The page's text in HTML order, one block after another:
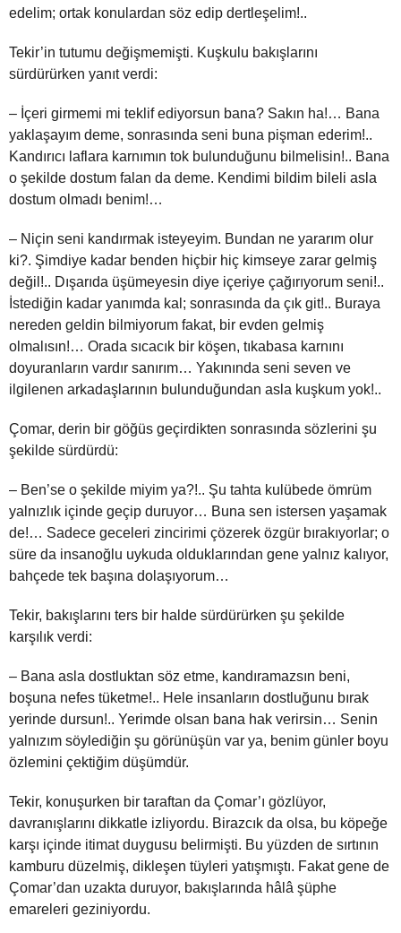
edelim; ortak konulardan söz edip dertleşelim!..
Tekir’in tutumu değişmemişti. Kuşkulu bakışlarını
sürdürürken yanıt verdi:
– İçeri girmemi mi teklif ediyorsun bana? Sakın ha!… Bana
yaklaşayım deme, sonrasında seni buna pişman ederim!..
Kandırıcı laflara karnımın tok bulunduğunu bilmelisin!.. Bana
o şekilde dostum falan da deme. Kendimi bildim bileli asla
dostum olmadı benim!…
– Niçin seni kandırmak isteyeyim. Bundan ne yararım olur
ki?. Şimdiye kadar benden hiçbir hiç kimseye zarar gelmiş
değil!.. Dışarıda üşümeyesin diye içeriye çağırıyorum seni!..
İstediğin kadar yanımda kal; sonrasında da çık git!.. Buraya
nereden geldin bilmiyorum fakat, bir evden gelmiş
olmalısın!… Orada sıcacık bir köşen, tıkabasa karnını
doyuranların vardır sanırım… Yakınında seni seven ve
ilgilenen arkadaşlarının bulunduğundan asla kuşkum yok!..
Çomar, derin bir göğüs geçirdikten sonrasında sözlerini şu
şekilde sürdürdü:
– Ben’se o şekilde miyim ya?!.. Şu tahta kulübede ömrüm
yalnızlık içinde geçip duruyor… Buna sen istersen yaşamak
de!… Sadece geceleri zincirimi çözerek özgür bırakıyorlar; o
süre da insanoğlu uykuda olduklarından gene yalnız kalıyor,
bahçede tek başına dolaşıyorum…
Tekir, bakışlarını ters bir halde sürdürürken şu şekilde
karşılık verdi:
– Bana asla dostluktan söz etme, kandıramazsın beni,
boşuna nefes tüketme!.. Hele insanların dostluğunu bırak
yerinde dursun!.. Yerimde olsan bana hak verirsin… Senin
yalnızım söylediğin şu görünüşün var ya, benim günler boyu
özlemini çektiğim düşümdür.
Tekir, konuşurken bir taraftan da Çomar’ı gözlüyor,
davranışlarını dikkatle izliyordu. Birazcık da olsa, bu köpeğe
karşı içinde itimat duygusu belirmişti. Bu yüzden de sırtının
kamburu düzelmiş, dikleşen tüyleri yatışmıştı. Fakat gene de
Çomar’dan uzakta duruyor, bakışlarında hâlâ şüphe
emareleri geziniyordu.